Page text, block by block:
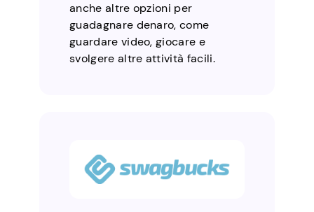
anche altre opzioni per
guadagnare denaro, come
guardare video, giocare e
svolgere altre attività facili.